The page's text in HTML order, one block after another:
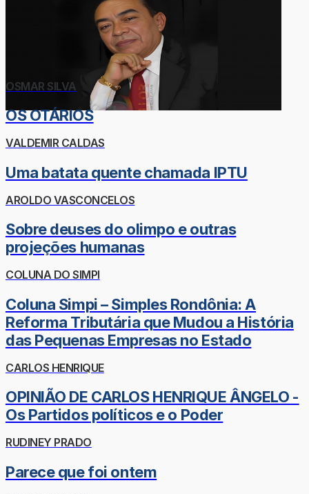
OSMAR SILVA
OS OTÁRIOS
VALDEMIR CALDAS
Uma batata quente chamada IPTU
AROLDO VASCONCELOS
Sobre deuses do olimpo e outras
projeções humanas
COLUNA DO SIMPI
Coluna Simpi – Simples Rondônia: A
Reforma Tributária que Mudou a História
das Pequenas Empresas no Estado
CARLOS HENRIQUE
OPINIÃO DE CARLOS HENRIQUE ÂNGELO -
Os Partidos políticos e o Poder
RUDINEY PRADO
Parece que foi ontem